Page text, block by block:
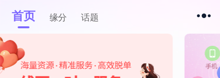
首页 缘分 话题